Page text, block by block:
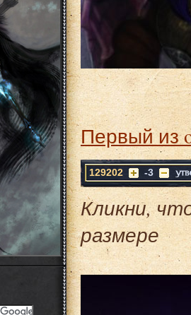
Первый из
129202 -3
Кликни,
размере